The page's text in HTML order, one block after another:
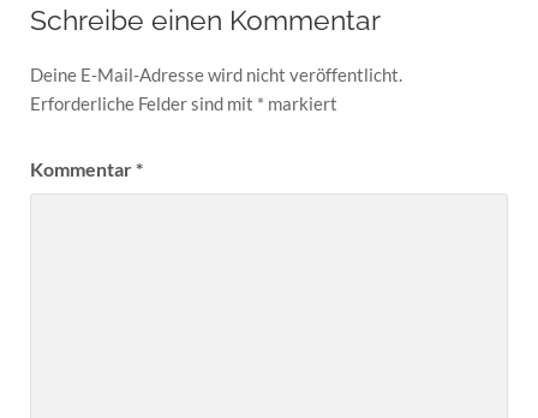
Schreibe einen Kommentar
Deine E-Mail-Adresse wird nicht veröffentlicht.
Erforderliche Felder sind mit * markiert
Kommentar*